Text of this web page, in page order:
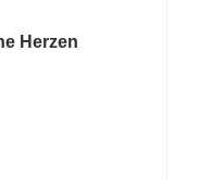
Herzen